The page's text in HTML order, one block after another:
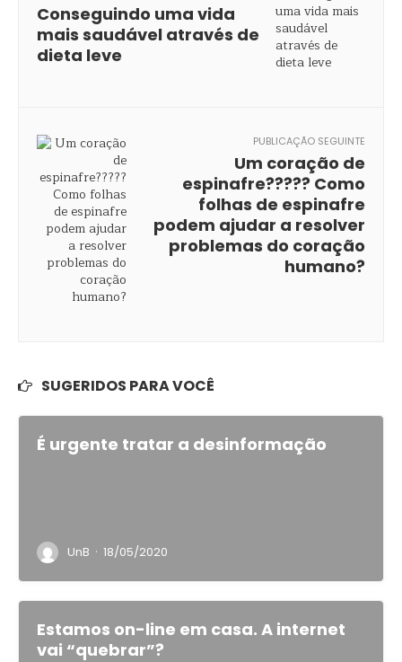
Conseguindo uma vida
mais saudável através de
dieta leve
PUBLICAÇÃO SEGUINTE
Um coração de
espinafre????? Como
folhas de espinafre
podem ajudar a resolver
problemas do coração
humano?
SUGERIDOS PARA VOCÊ
É urgente tratar a desinformação
UnB · 18/05/2020
Estamos on-line em casa. A internet
vai “quebrar”?